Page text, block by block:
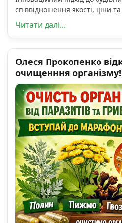
співвідношення якості, ціни
Читати далі...
Олеся Прокопенко
очищенння організму!